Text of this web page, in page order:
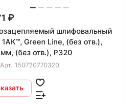
₽
шлифовальный
1АК™, Green Line, (без отв.),
(без отв.), P320
Арт. 150720770320